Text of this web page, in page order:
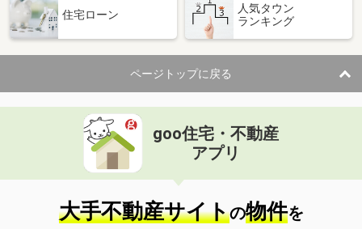
住宅ローン
人気タウン
ランキング
ページトップに戻る
goo住宅・不動産
アプリ
大手不動産サイトの物件を